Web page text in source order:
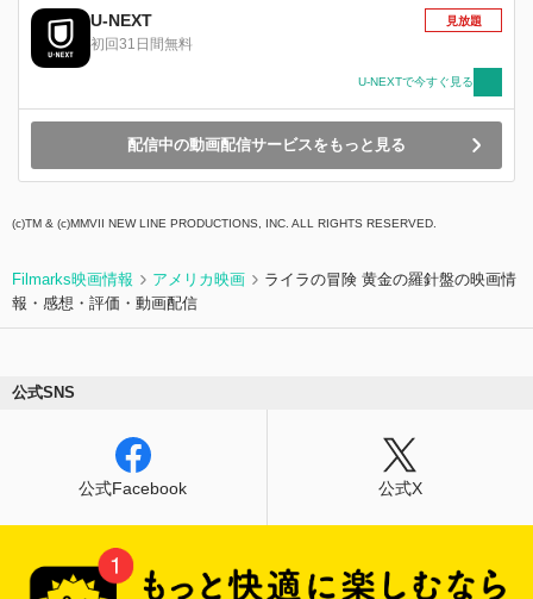
も、そんな彼女に激しく惹かれていくのだった。
U-NEXT
初回31日間無料
見放題
U-NEXTで今すぐ見る
配信中の動画配信サービスをもっと見る
(c)TM & (c)MMVII NEW LINE PRODUCTIONS, INC. ALL RIGHTS RESERVED.
Filmarks映画情報 アメリカ映画
ライラの冒険 黄金の羅針盤の映画情
報・感想・評価・動画配信
公式SNS
公式Facebook 公式X